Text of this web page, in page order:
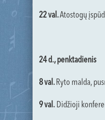
22 val.Atostogų
24 d., penktadienis
8 val. Ryto malda,
9 val. Didžioji